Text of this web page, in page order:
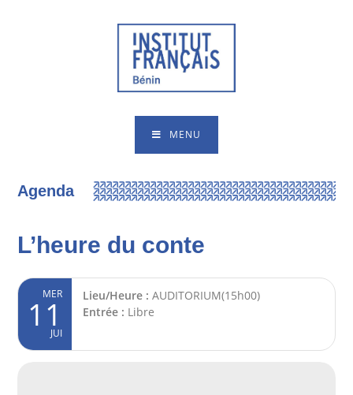
MENU
Agenda
L’heure du conte
MER
11JUI
Lieu/Heure :AUDITORIUM(15h00)
Entrée : Libre